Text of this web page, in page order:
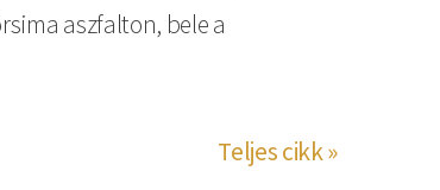
aszfalton, bele a
Teljes cikk »